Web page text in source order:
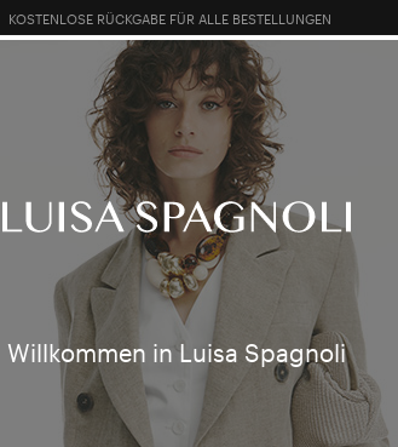
Willkommen in Luisa Spagnoli
KOSTENLOSE RÜCKGABE FÜR ALLE BESTELLUNGEN
RABATT AUF SALES: ANMELDEN ODER REGISTRIEREN
KLEIDUNG TASCHEN